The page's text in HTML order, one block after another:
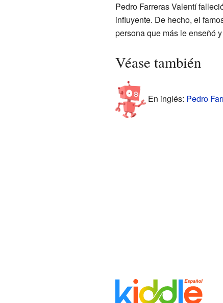
Pedro Farreras Valentí
influyente. De hecho, el
persona que más le enseñó
Véase también
En inglés: Pedro